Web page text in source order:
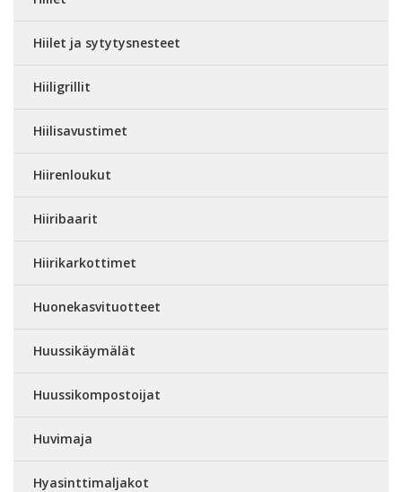
Hiilet ja sytytysnesteet
Hiiligrillit
Hiilisavustimet
Hiirenloukut
Hiiribaarit
Hiirikarkottimet
Huonekasvituotteet
Huussikäymälät
Huussikompostoijat
Huvimaja
Hyasinttimaljakot